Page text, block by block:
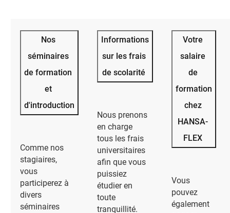
Nos
séminaires
de formation
et
d'introduction
Comme nos
stagiaires,
vous
participerez à
divers
séminaires
Informations
sur les frais
de scolarité
Nous prenons
en charge
tous les frais
universitaires
afin que vous
puissiez
étudier en
toute
tranquillité.
Votre
salaire
de
formation
chez
HANSA-
FLEX
Vous
pouvez
également